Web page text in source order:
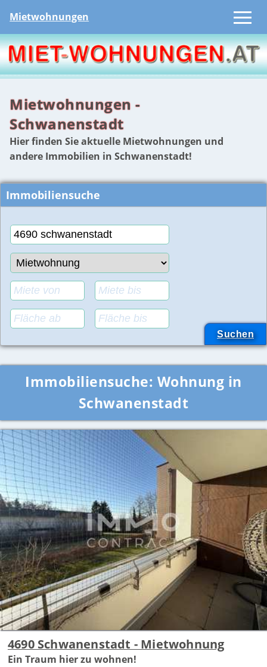
Mietwohnungen
Mietwohnungen -
Schwanenstadt
Hier finden Sie aktuelle Mietwohnungen und
andere Immobilien in Schwanenstadt!
Immobiliensuche
Immobiliensuche: Wohnung in
Schwanenstadt
4690 Schwanenstadt - Mietwohnung
Ein Traum hier zu wohnen!